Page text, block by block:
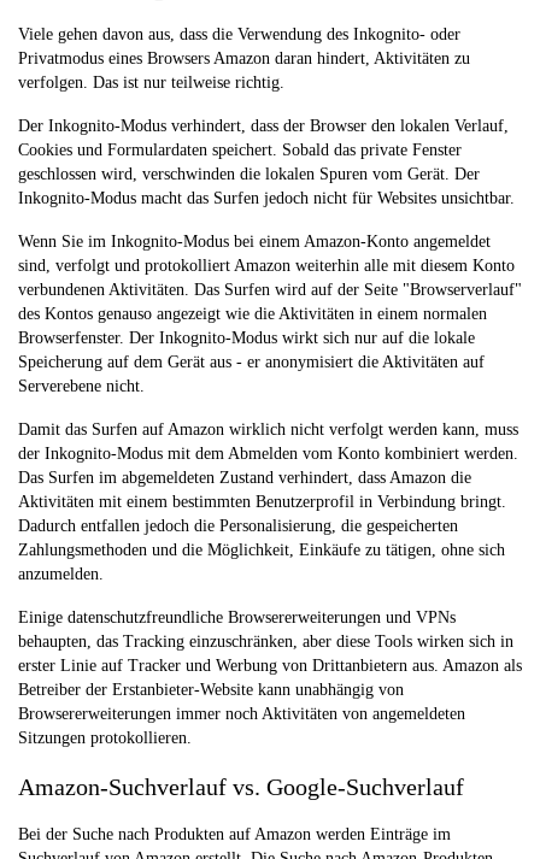
Viele gehen davon aus, dass die Verwendung des Inkognito- oder
Privatmodus eines Browsers Amazon daran hindert, Aktivitäten zu
verfolgen. Das ist nur teilweise richtig.
Der Inkognito-Modus verhindert, dass der Browser den lokalen Verlauf,
Cookies und Formulardaten speichert. Sobald das private Fenster
geschlossen wird, verschwinden die lokalen Spuren vom Gerät. Der
Inkognito-Modus macht das Surfen jedoch nicht für Websites unsichtbar.
Wenn Sie im Inkognito-Modus bei einem Amazon-Konto angemeldet
sind, verfolgt und protokolliert Amazon weiterhin alle mit diesem Konto
verbundenen Aktivitäten. Das Surfen wird auf der Seite "Browserverlauf"
des Kontos genauso angezeigt wie die Aktivitäten in einem normalen
Browserfenster. Der Inkognito-Modus wirkt sich nur auf die lokale
Speicherung auf dem Gerät aus - er anonymisiert die Aktivitäten auf
Serverebene nicht.
Damit das Surfen auf Amazon wirklich nicht verfolgt werden kann, muss
der Inkognito-Modus mit dem Abmelden vom Konto kombiniert werden.
Das Surfen im abgemeldeten Zustand verhindert, dass Amazon die
Aktivitäten mit einem bestimmten Benutzerprofil in Verbindung bringt.
Dadurch entfallen jedoch die Personalisierung, die gespeicherten
Zahlungsmethoden und die Möglichkeit, Einkäufe zu tätigen, ohne sich
anzumelden.
Einige datenschutzfreundliche Browsererweiterungen und VPNs
behaupten, das Tracking einzuschränken, aber diese Tools wirken sich in
erster Linie auf Tracker und Werbung von Drittanbietern aus. Amazon als
Betreiber der Erstanbieter-Website kann unabhängig von
Browsererweiterungen immer noch Aktivitäten von angemeldeten
Sitzungen protokollieren.
Amazon-Suchverlauf vs. Google-Suchverlauf
Bei der Suche nach Produkten auf Amazon werden Einträge im